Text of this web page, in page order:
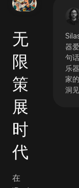
器
句
乐
家
洞
无
限
策
展
时
代
在